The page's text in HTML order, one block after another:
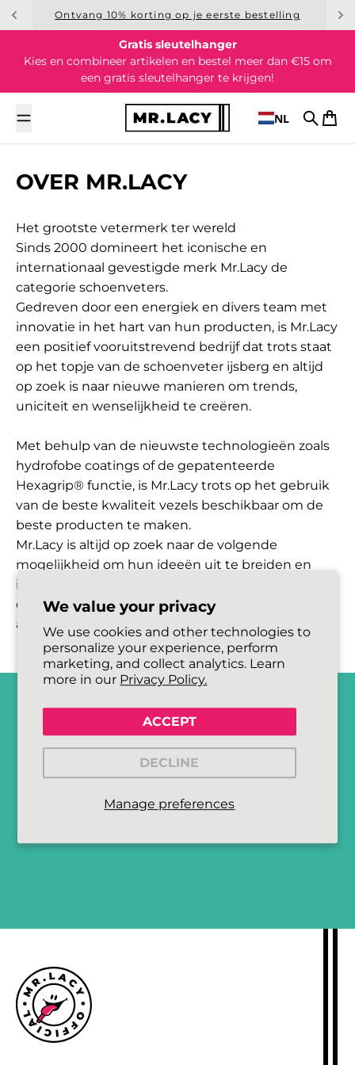
We value your privacy
We use cookies and other technologies to
personalize your experience, perform
marketing, and collect analytics. Learn
more in our Privacy Policy.
Manage preferences
ACCEPT
DECLINE
Overslaan naar inhoud
Ontvang 10% korting op je eerste bestelling
Gratis sleutelhanger
Kies en combineer artikelen en bestel meer dan €15 om
een gratis sleutelhanger te krijgen!
NL
Zoek op
OVER MR.LACY
Het grootste vetermerk ter wereld
Sinds 2000 domineert het iconische en
internationaal gevestigde merk Mr.Lacy de
categorie schoenveters.
Gedreven door een energiek en divers team met
innovatie in het hart van hun producten, is Mr.Lacy
een positief vooruitstrevend bedrijf dat trots staat
op het topje van de schoenveter ijsberg en altijd
op zoek is naar nieuwe manieren om trends,
uniciteit en wenselijkheid te creëren.
Met behulp van de nieuwste technologieën zoals
hydrofobe coatings of de gepatenteerde
Hexagrip® functie, is Mr.Lacy trots op het gebruik
van de beste kwaliteit vezels beschikbaar om de
beste producten te maken.
Mr.Lacy is altijd op zoek naar de volgende
mogelijkheid om hun ideeën uit te breiden en
inspireert een generatie om zichzelf uit te drukken
door middel van tijdloze stukken en geeft vorm
aan de toekomst van schoenveters.